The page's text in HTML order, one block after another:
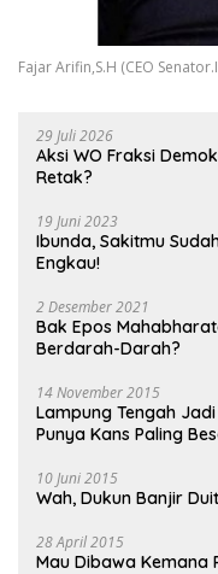
Fajar Arifin,S.H (CEO
29 Juli 2026
Aksi WO Fraksi
Retak?
19 Juni 2023
Ibunda, Sakitmu
Engkau!
2 Desember 2021
Bak Epos
Berdarah-Darah?
14 November 2015
Lampung Tengah
Punya Kans Paling
10 Juni 2015
Wah, Dukun Banjir Duit
28 April 2015
Mau Dibawa Kemana